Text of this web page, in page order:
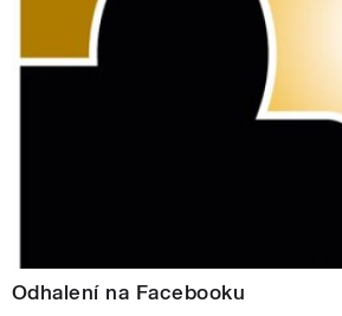
Odhalení na Facebooku